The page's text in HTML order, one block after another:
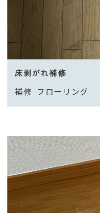
床剥がれ補修
補修 フローリング